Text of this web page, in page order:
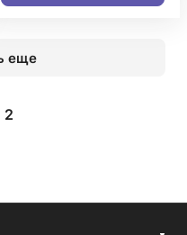
еще
2